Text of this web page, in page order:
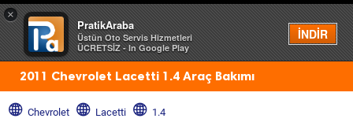
×
PratikAraba
Üstün Oto Servis Hizmetleri
ÜCRETSİZ - In Google Play
İNDİR
Menü
2011 Chevrolet Lacetti 1.4 Araç Bakımı
Chevrolet Lacetti 1.4